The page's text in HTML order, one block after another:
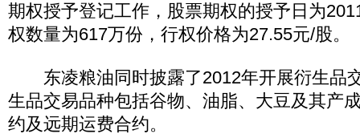
期权授予登记工作，股票期权的授予日为
权数量为617万份，行权价格为27.55元/股。
东凌粮油同时披露了2012年开展衍生品
生品交易品种包括谷物、油脂、大豆及其产
约及远期运费合约。